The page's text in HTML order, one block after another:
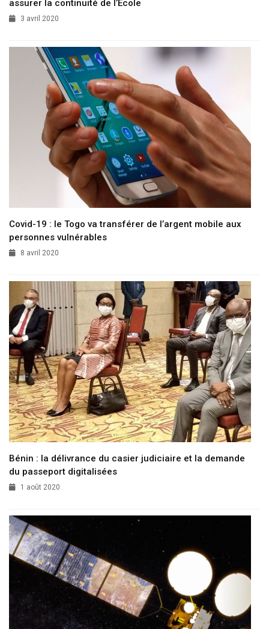
assurer la continuité de l’Ecole
3 avril 2020
Covid-19 : le Togo va transférer de l’argent mobile aux
personnes vulnérables
8 avril 2020
Bénin : la délivrance du casier judiciaire et la demande
du passeport digitalisées
1 août 2020